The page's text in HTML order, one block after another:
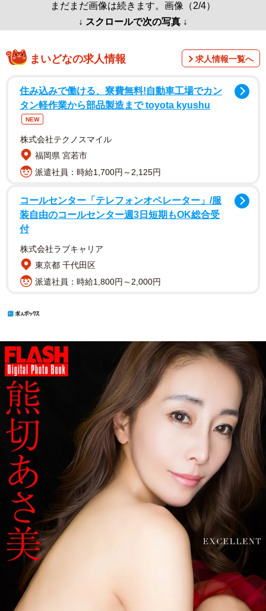
まだまだ画像は続きます。画像（2/4）
↓ スクロールで次の写真 ↓
まいどなの求人情報 求人情報一覧へ
住み込みで働ける、寮費無料!自動車工場でカン
タン軽作業から部品製造まで toyota kyushu
NEW
株式会社テクノスマイル
福岡県 宮若市
派遣社員：時給1,700円～2,125円
コールセンター「テレフォンオペレーター」/服
装自由のコールセンター週3日短期もOK総合受
付
株式会社ラブキャリア
東京都 千代田区
派遣社員：時給1,800円～2,000円